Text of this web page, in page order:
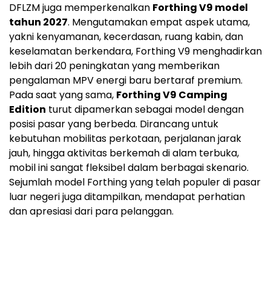
DFLZM juga memperkenalkan Forthing V9 model
tahun 2027. Mengutamakan empat aspek utama,
yakni kenyamanan, kecerdasan, ruang kabin, dan
keselamatan berkendara, Forthing V9 menghadirkan
lebih dari 20 peningkatan yang memberikan
pengalaman MPV energi baru bertaraf premium.
Pada saat yang sama, Forthing V9 Camping
Edition turut dipamerkan sebagai model dengan
posisi pasar yang berbeda. Dirancang untuk
kebutuhan mobilitas perkotaan, perjalanan jarak
jauh, hingga aktivitas berkemah di alam terbuka,
mobil ini sangat fleksibel dalam berbagai skenario.
Sejumlah model Forthing yang telah populer di pasar
luar negeri juga ditampilkan, mendapat perhatian
dan apresiasi dari para pelanggan.